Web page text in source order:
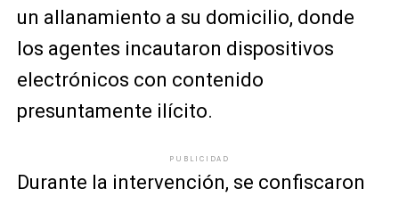
un allanamiento a su domicilio, donde
los agentes incautaron dispositivos
electrónicos con contenido
presuntamente ilícito.
PUBLICIDAD
Durante la intervención, se confiscaron